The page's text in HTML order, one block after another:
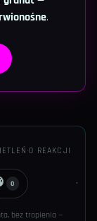
.
·0 REAKCJI
0
bez tropienia —